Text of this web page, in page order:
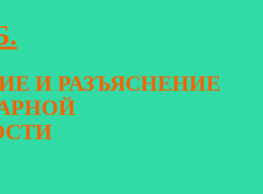
И РАЗЪЯСНЕНИЕ